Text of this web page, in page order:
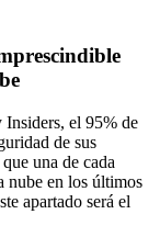
el 95% de
de sus
una de cada
nube en los últimos
apartado será el